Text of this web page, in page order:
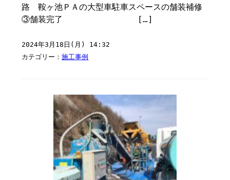
路 鞍ヶ池ＰＡの大型車駐車スペースの舗装補修
③舗装完了 […]
2024年3月18日(月) 14:32
カテゴリー：施工事例